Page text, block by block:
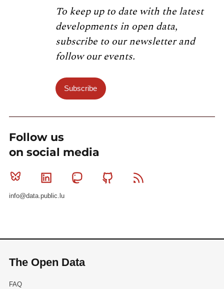
To keep up to date with the latest
developments in open data,
subscribe to our newsletter and
follow our events.
Subscribe
Follow us
on social media
Bluesky Linkedin MastodonGithub
info@data.public.lu
The Open Data
FAQ